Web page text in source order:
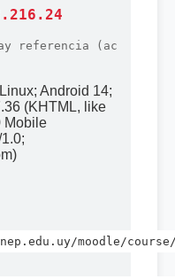
referencia (ac
Android 14;
(KHTML, like
Mobile
moodle/